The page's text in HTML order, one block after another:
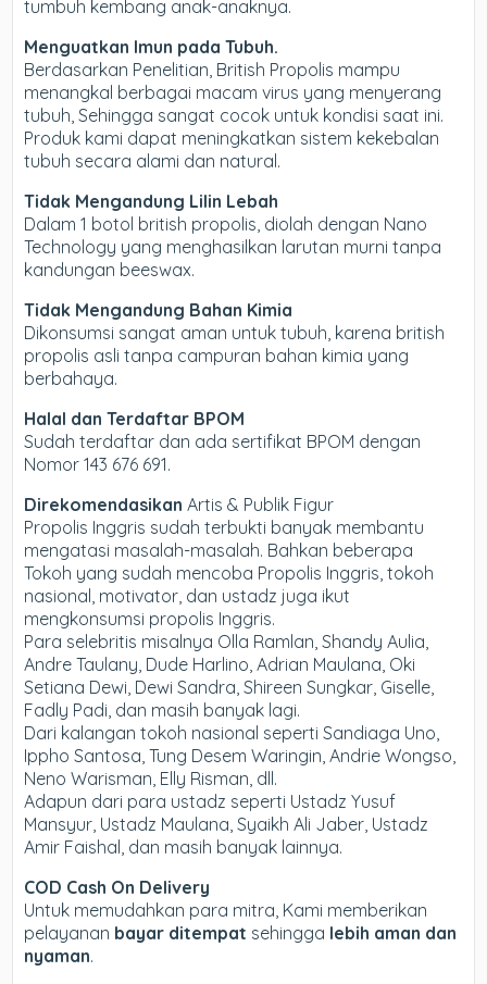
tumbuh kembang anak-anaknya.
Menguatkan Imun pada Tubuh.
Berdasarkan Penelitian, British Propolis mampu
menangkal berbagai macam virus yang menyerang
tubuh, Sehingga sangat cocok untuk kondisi saat ini.
Produk kami dapat meningkatkan sistem kekebalan
tubuh secara alami dan natural.
Tidak Mengandung Lilin Lebah
Dalam 1 botol british propolis, diolah dengan Nano
Technology yang menghasilkan larutan murni tanpa
kandungan beeswax.
Tidak Mengandung Bahan Kimia
Dikonsumsi sangat aman untuk tubuh, karena british
propolis asli tanpa campuran bahan kimia yang
berbahaya.
Halal dan Terdaftar BPOM
Sudah terdaftar dan ada sertifikat BPOM dengan
Nomor 143 676 691.
Direkomendasikan Artis & Publik Figur
Propolis Inggris sudah terbukti banyak membantu
mengatasi masalah-masalah. Bahkan beberapa
Tokoh yang sudah mencoba Propolis Inggris, tokoh
nasional, motivator, dan ustadz juga ikut
mengkonsumsi propolis Inggris.
Para selebritis misalnya Olla Ramlan, Shandy Aulia,
Andre Taulany, Dude Harlino, Adrian Maulana, Oki
Setiana Dewi, Dewi Sandra, Shireen Sungkar, Giselle,
Fadly Padi, dan masih banyak lagi.
Dari kalangan tokoh nasional seperti Sandiaga Uno,
Ippho Santosa, Tung Desem Waringin, Andrie Wongso,
Neno Warisman, Elly Risman, dll.
Adapun dari para ustadz seperti Ustadz Yusuf
Mansyur, Ustadz Maulana, Syaikh Ali Jaber, Ustadz
Amir Faishal, dan masih banyak lainnya.
COD Cash On Delivery
Untuk memudahkan para mitra, Kami memberikan
pelayanan bayar ditempat sehingga lebih aman dan
nyaman.